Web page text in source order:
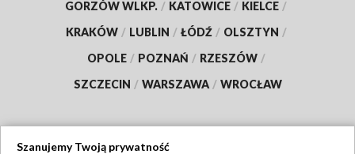
GORZÓW WLKP. / KATOWICE / KIELCE /
KRAKÓW / LUBLIN / ŁÓDŹ / OLSZTYN /
OPOLE / POZNAŃ / RZESZÓW /
SZCZECIN / WARSZAWA / WROCŁAW
Szanujemy Twoją prywatność